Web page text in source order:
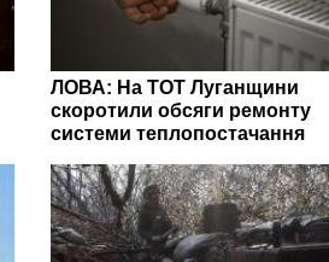
ЛОВА: На ТОТ Луганщини
скоротили обсяги ремонту
системи теплопостачання